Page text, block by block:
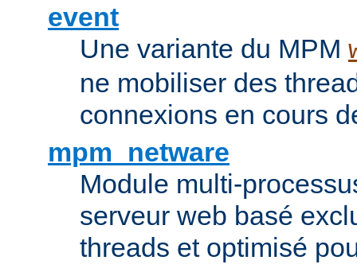
event
Une variante du MPM
ne mobiliser des
connexions en cours
mpm_netware
Module multi-
serveur web basé
threads et optimisé